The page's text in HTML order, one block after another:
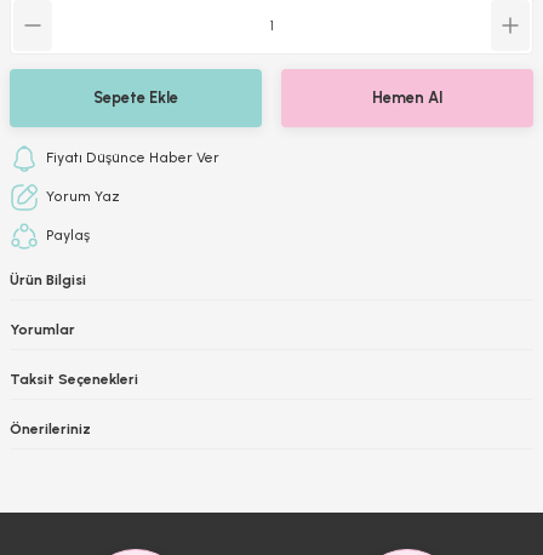
Sepete Ekle Hemen Al
Fiyatı Düşünce Haber Ver
Yorum Yaz
Paylaş
Ürün Bilgisi
Yorumlar
Taksit Seçenekleri
Önerileriniz